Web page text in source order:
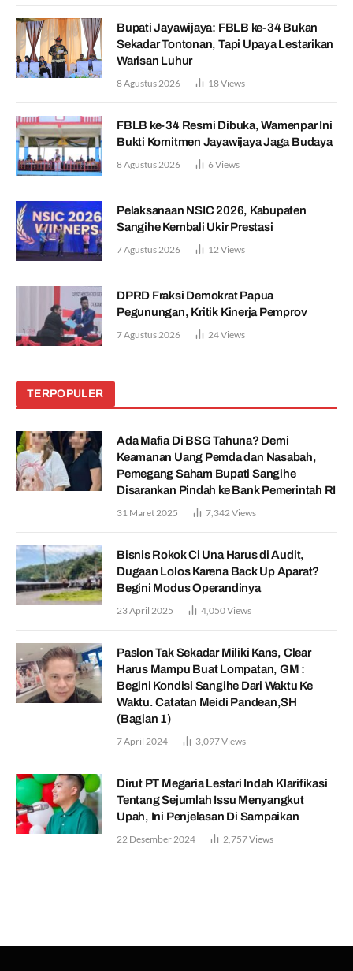
Bupati Jayawijaya: FBLB ke-34 Bukan
Sekadar Tontonan, Tapi Upaya Lestarikan
Warisan Luhur
8 Agustus 2026 18Views
FBLB ke-34 Resmi Dibuka, Wamenpar Ini
Bukti Komitmen Jayawijaya Jaga Budaya
8 Agustus 2026 6Views
Pelaksanaan NSIC 2026, Kabupaten
Sangihe Kembali Ukir Prestasi
7 Agustus 2026 12 Views
DPRD Fraksi Demokrat Papua
Pegunungan, Kritik Kinerja Pemprov
7 Agustus 2026 24Views
TERPOPULER
Ada Mafia Di BSG Tahuna? Demi
Keamanan Uang Pemda dan Nasabah,
Pemegang Saham Bupati Sangihe
Disarankan Pindah ke Bank Pemerintah RI
31 Maret 2025 7,342 Views
Bisnis Rokok Ci Una Harus di Audit,
Dugaan Lolos Karena Back Up Aparat?
Begini Modus Operandinya
23 April 2025 4,050Views
Paslon Tak Sekadar Miliki Kans, Clear
Harus Mampu Buat Lompatan, GM :
Begini Kondisi Sangihe Dari Waktu Ke
Waktu. Catatan Meidi Pandean,SH
(Bagian 1)
7 April 2024 3,097Views
Dirut PT Megaria Lestari Indah Klarifikasi
Tentang Sejumlah Issu Menyangkut
Upah, Ini Penjelasan Di Sampaikan
22 Desember 2024 2,757Views